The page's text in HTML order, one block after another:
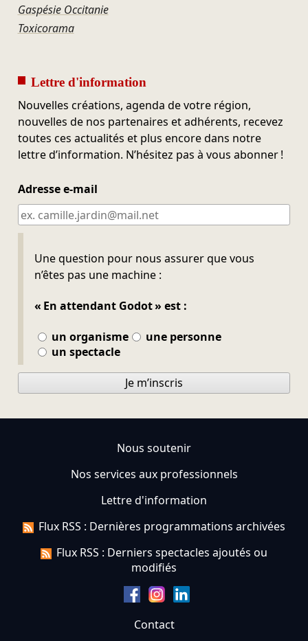
Gaspésie Occitanie
Toxicorama
Lettre d'information
Nouvelles créations, agenda de votre région,
nouvelles de nos partenaires et adhérents, recevez
toutes ces actualités et plus encore dans notre
lettre d’information. N’hésitez pas à vous abonner !
Adresse e-mail
Une question pour nous assurer que vous
n’êtes pas une machine :
« En attendant Godot » est :
un organisme
une personne
un spectacle
Ne pas remplir
Je m’inscris
Nous soutenir
Nos services aux professionnels
Lettre d'information
Flux RSS : Dernières programmations archivées
Flux RSS : Derniers spectacles ajoutés ou
modifiés
Contact